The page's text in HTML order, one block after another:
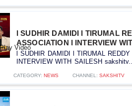
l SUDHIR DAMIDI l TIRUMAL
ASSOCIATION l INTERVIEW
l SUDHIR DAMIDI l TIRUMAL
INTERVIEW WITH SAILESH
CATEGORY: NEWS CHANNEL: SAKSHITV